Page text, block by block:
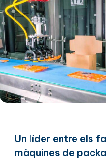
Un líder entre els
màquines de